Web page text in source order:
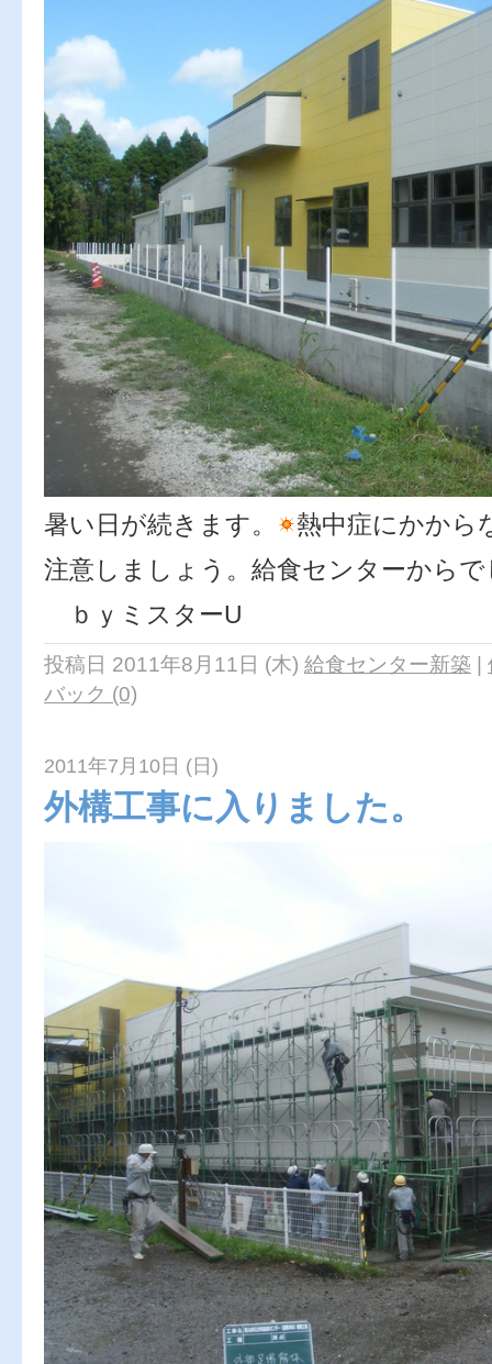
暑い日が続きます。
熱中症にかから
注意しましょう。給食センターから
ｂｙミスターU
投稿日 2011年8月11日 (木) 給食センター新築 |
バック (0)
2011年7月10日 (日)
外構工事に入りました。